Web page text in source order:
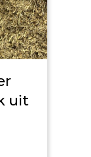
uit